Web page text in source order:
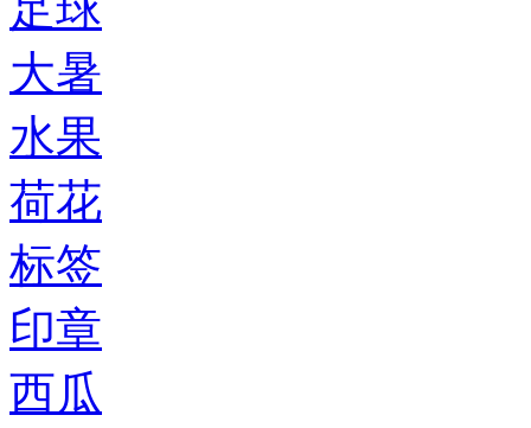
大暑
水果
荷花
标签
印章
西瓜